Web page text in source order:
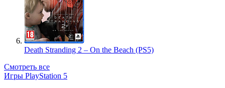
Death Stranding 2 – On the Beach (PS5)
Смотреть все
Игры PlayStation 5